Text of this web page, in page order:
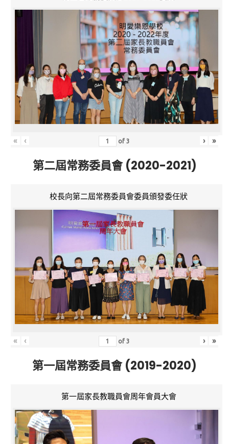
« ‹ of3 › »
第二屆常務委員會 (2020-2021)
校長向第二屆常務委員會委員頒發委任狀
« ‹ of3 › »
第一屆常務委員會 (2019-2020)
第一屆家長教職員會周年會員大會